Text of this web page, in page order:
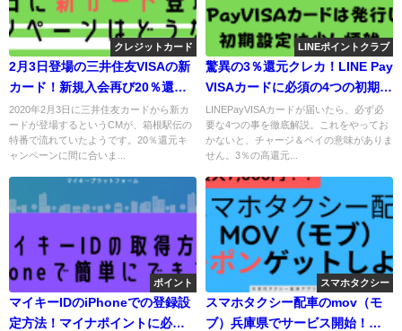
クレジットカード
2月3日登場の三井住友VISAの新
カード！新規入会再び20％還元
キャンペーン！コンタクトレス
搭載、カード番号は裏面に。
2020年2月3日に三井住友カードから新カ
ードが登場するというCMが、箱根駅伝の
特番で流れていたようです。20％還元キ
ャンペーンに間に合いま...
LINEポイントクラブ
驚異の3％還元クレカ！LINE Pay
VISAカードに必須の4つの初期設
定方法を徹底解説！
LINEPayVISAカードが届いたら、必ず必
要な4つの事を徹底解説。これをやってお
かないと、チャージ＆ペイの意味がありま
せん。3％の高還元...
ポイント
マイキーIDのiPhoneでの登録設
定方法！マイナポイントに必
スマホタクシー
スマホタクシー配車のmov（モ
ブ）兵庫県でサービス開始！最